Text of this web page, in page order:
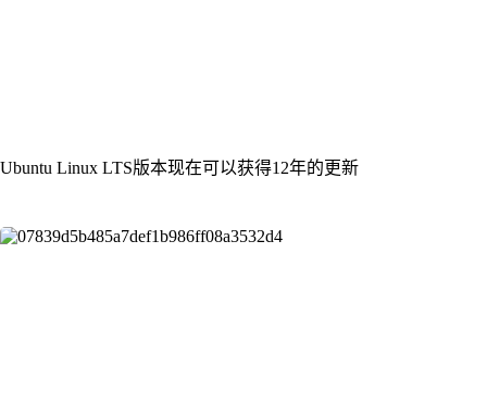
Ubuntu Linux LTS版本现在可以获得12年的更新